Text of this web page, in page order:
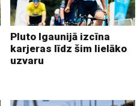
Pluto Igaunijā izcīna
karjeras līdz šim lielāko
uzvaru